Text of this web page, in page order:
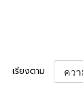
เรียงตาม